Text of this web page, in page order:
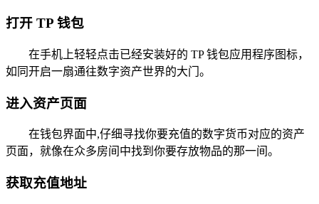
打开 TP 钱包
在手机上轻轻点击已经安装好的 TP 钱包应用程序图标，
如同开启一扇通往数字资产世界的大门。
进入资产页面
在钱包界面中,仔细寻找你要充值的数字货币对应的资产
页面，就像在众多房间中找到你要存放物品的那一间。
获取充值地址